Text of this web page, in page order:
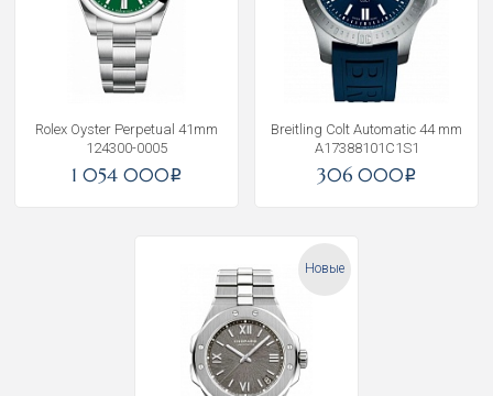
Rolex Oyster Perpetual 41mm
124300-0005
1 054 000i
Breitling Colt Automatic 44 mm
A17388101C1S1
306 000i
Новые